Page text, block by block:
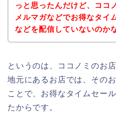
っと思ったんだけど、ココ
メルマガなどでお得なタイ
などを配信していないのか
というのは、ココノミのお
地元にあるお店では、その
ことで、お得なタイムセー
たからです。